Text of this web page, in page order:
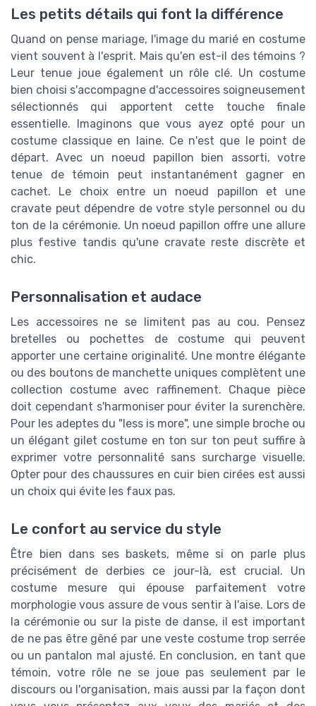
Les petits détails qui font la différence
Quand on pense mariage, l'image du marié en costume
vient souvent à l'esprit. Mais qu'en est-il des témoins ?
Leur tenue joue également un rôle clé. Un costume
bien choisi s'accompagne d'accessoires soigneusement
sélectionnés qui apportent cette touche finale
essentielle. Imaginons que vous ayez opté pour un
costume classique en laine. Ce n'est que le point de
départ. Avec un noeud papillon bien assorti, votre
tenue de témoin peut instantanément gagner en
cachet. Le choix entre un noeud papillon et une
cravate peut dépendre de votre style personnel ou du
ton de la cérémonie. Un noeud papillon offre une allure
plus festive tandis qu'une cravate reste discrète et
chic.
Personnalisation et audace
Les accessoires ne se limitent pas au cou. Pensez
bretelles ou pochettes de costume qui peuvent
apporter une certaine originalité. Une montre élégante
ou des boutons de manchette uniques complètent une
collection costume avec raffinement. Chaque pièce
doit cependant s'harmoniser pour éviter la surenchère.
Pour les adeptes du "less is more", une simple broche ou
un élégant gilet costume en ton sur ton peut suffire à
exprimer votre personnalité sans surcharge visuelle.
Opter pour des chaussures en cuir bien cirées est aussi
un choix qui évite les faux pas.
Le confort au service du style
Être bien dans ses baskets, même si on parle plus
précisément de derbies ce jour-là, est crucial. Un
costume mesure qui épouse parfaitement votre
morphologie vous assure de vous sentir à l'aise. Lors de
la cérémonie ou sur la piste de danse, il est important
de ne pas être gêné par une veste costume trop serrée
ou un pantalon mal ajusté. En conclusion, en tant que
témoin, votre rôle ne se joue pas seulement par le
discours ou l'organisation, mais aussi par la façon dont